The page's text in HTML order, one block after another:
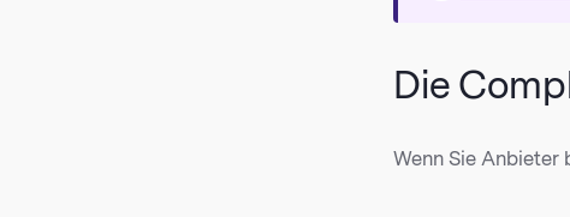
Die
Wenn Sie Anbieter